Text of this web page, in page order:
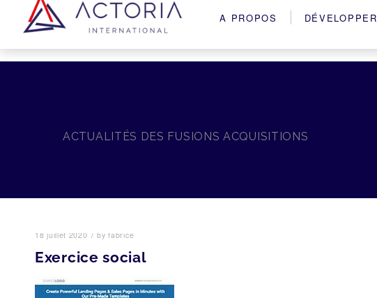
A PROPOS DÉVELOPPER
ACTUALITÉS DES FUSIONS ACQUISITIONS
18 juillet 2020 / byfabrice
Exercice social